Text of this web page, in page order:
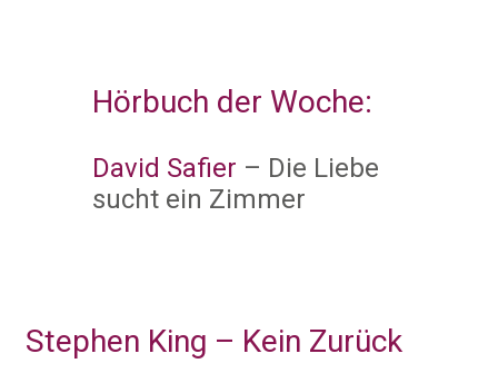
Hörbuch der Woche:
David Safier – Die Liebe
sucht ein Zimmer
Stephen King – Kein Zurück